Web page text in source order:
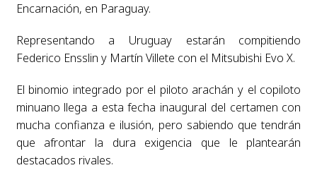
Encarnación, en Paraguay.
Representando a Uruguay estarán compitiendo
Federico Ensslin y Martín Villete con el Mitsubishi Evo X.
El binomio integrado por el piloto arachán y el copiloto
minuano llega a esta fecha inaugural del certamen con
mucha confianza e ilusión, pero sabiendo que tendrán
que afrontar la dura exigencia que le plantearán
destacados rivales.